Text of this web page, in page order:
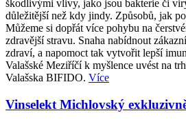
škodlivými vlivy, jako jsou bakterie či
důležitější než kdy jindy. Způsobů, jak
Můžeme si dopřát více pohybu na
zdravější stravu. Snaha nabídnout
zdraví, a napomoct tak vytvořit lepší
Valašské Meziříčí k myšlence uvést na
Valašska BIFIDO. Více
Vinselekt Michlovský